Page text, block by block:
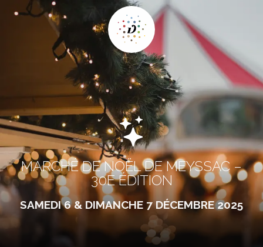
MARCHÉ DE NOËL DE MEYSSAC –
30E ÉDITION
SAMEDI 6 & DIMANCHE 7 DÉCEMBRE 2025